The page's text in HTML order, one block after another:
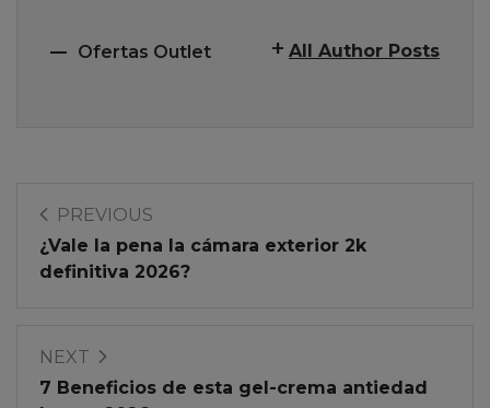
Ofertas Outlet All Author Posts
PREVIOUS
¿Vale la pena la cámara exterior 2k
definitiva 2026?
NEXT
7 Beneficios de esta gel-crema antiedad